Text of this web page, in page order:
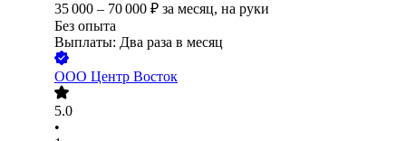
35 000 – 70 000 ₽ за месяц, на руки
Без опыта
Выплаты: Два раза в месяц
ООО Центр Восток
5.0
•